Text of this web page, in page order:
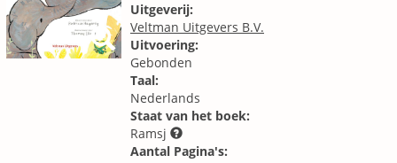
Uitgeverij:
Veltman Uitgevers B.V.
Uitvoering:
Gebonden
Taal:
Nederlands
Staat van het boek:
Ramsj
Aantal Pagina's: